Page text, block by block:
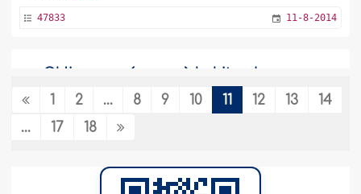
47833 11-8-2014
Obliger son épouse à habiter dans un
endroit précis
Est-il permis à un mari de contraindre
1 2 ... 8 9 10 11 12 13
14
...
17 18